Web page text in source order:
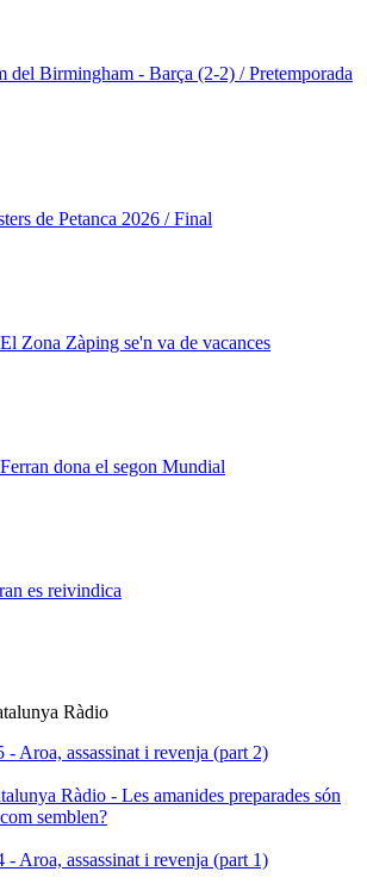
del Birmingham - Barça (2-2) / Pretemporada
de Petanca 2026 / Final
Zona Zàping se'n va de vacances
dona el segon Mundial
es reivindica
Ràdio
Aroa, assassinat i revenja (part 2)
Ràdio - Les amanides preparades són
semblen?
Aroa, assassinat i revenja (part 1)